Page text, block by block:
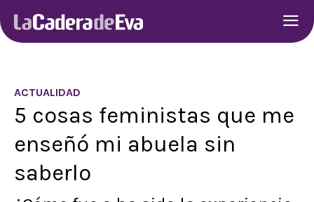
ACTUALIDAD
5 cosas feministas que me
enseñó mi abuela sin
saberlo